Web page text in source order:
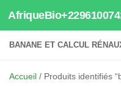
Au dessous du contenu
BANANE ET CALCUL
Accueil / Produits identifiés